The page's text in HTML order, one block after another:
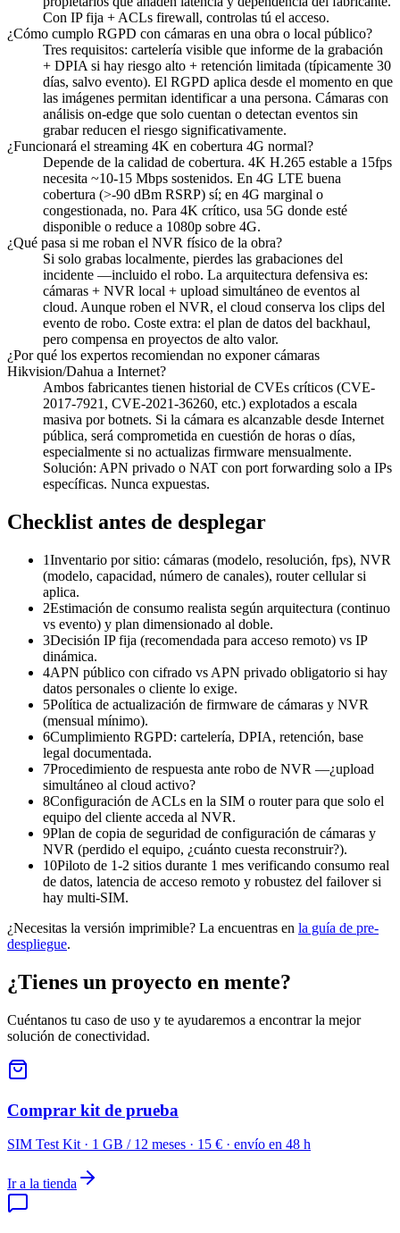
Con IP fija + ACLs firewall, controlas tú el acceso.
¿Cómo cumplo RGPD con cámaras en una obra o local público?
Tres requisitos: cartelería visible que informe de la grabación
+ DPIA si hay riesgo alto + retención limitada (típicamente 30
días, salvo evento). El RGPD aplica desde el momento en que
las imágenes permitan identificar a una persona. Cámaras con
análisis on-edge que solo cuentan o detectan eventos sin
grabar reducen el riesgo significativamente.
¿Funcionará el streaming 4K en cobertura 4G normal?
Depende de la calidad de cobertura. 4K H.265 estable a 15fps
necesita ~10-15 Mbps sostenidos. En 4G LTE buena
cobertura (>-90 dBm RSRP) sí; en 4G marginal o
congestionada, no. Para 4K crítico, usa 5G donde esté
disponible o reduce a 1080p sobre 4G.
¿Qué pasa si me roban el NVR físico de la obra?
Si solo grabas localmente, pierdes las grabaciones del
incidente —incluido el robo. La arquitectura defensiva es:
cámaras + NVR local + upload simultáneo de eventos al
cloud. Aunque roben el NVR, el cloud conserva los clips del
evento de robo. Coste extra: el plan de datos del backhaul,
pero compensa en proyectos de alto valor.
¿Por qué los expertos recomiendan no exponer cámaras
Hikvision/Dahua a Internet?
Ambos fabricantes tienen historial de CVEs críticos (CVE-
2017-7921, CVE-2021-36260, etc.) explotados a escala
masiva por botnets. Si la cámara es alcanzable desde Internet
pública, será comprometida en cuestión de horas o días,
especialmente si no actualizas firmware mensualmente.
Solución: APN privado o NAT con port forwarding solo a IPs
específicas. Nunca expuestas.
Checklist antes de desplegar
1Inventario por sitio: cámaras (modelo, resolución, fps), NVR
(modelo, capacidad, número de canales), router cellular si
aplica.
2Estimación de consumo realista según arquitectura (continuo
vs evento) y plan dimensionado al doble.
3Decisión IP fija (recomendada para acceso remoto) vs IP
dinámica.
4APN público con cifrado vs APN privado obligatorio si hay
datos personales o cliente lo exige.
5Política de actualización de firmware de cámaras y NVR
(mensual mínimo).
6Cumplimiento RGPD: cartelería, DPIA, retención, base
legal documentada.
7Procedimiento de respuesta ante robo de NVR —¿upload
simultáneo al cloud activo?
8Configuración de ACLs en la SIM o router para que solo el
equipo del cliente acceda al NVR.
9Plan de copia de seguridad de configuración de cámaras y
NVR (perdido el equipo, ¿cuánto cuesta reconstruir?).
10Piloto de 1-2 sitios durante 1 mes verificando consumo real
de datos, latencia de acceso remoto y robustez del failover si
hay multi-SIM.
¿Necesitas la versión imprimible? La encuentras en la guía de pre-
despliegue.
¿Tienes un proyecto en mente?
Cuéntanos tu caso de uso y te ayudaremos a encontrar la mejor
solución de conectividad.
Comprar kit de prueba
SIM Test Kit · 1 GB / 12 meses · 15 € · envío en 48 h
Ir a la tienda